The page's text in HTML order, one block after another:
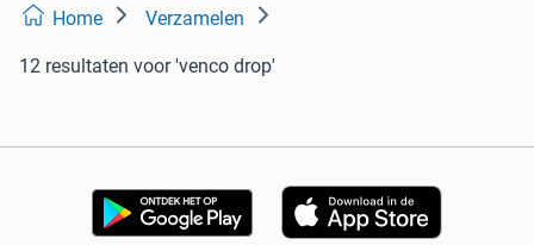
Home Verzamelen
12 resultaten voor 'venco drop'